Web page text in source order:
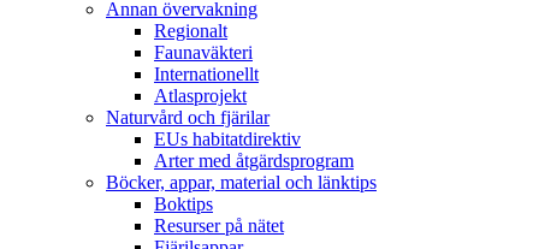
Annan övervakning
Regionalt
Faunaväkteri
Internationellt
Atlasprojekt
Naturvård och fjärilar
EUs habitatdirektiv
Arter med åtgärdsprogram
Böcker, appar, material och länktips
Boktips
Resurser på nätet